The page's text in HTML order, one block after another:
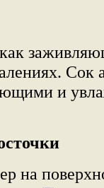
Сок
и
на